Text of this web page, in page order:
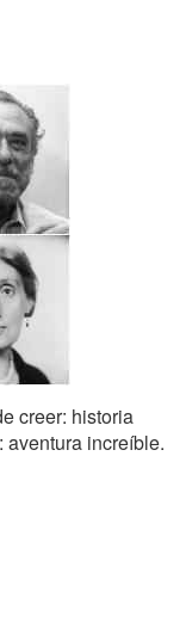
creer: historia
aventura increíble.